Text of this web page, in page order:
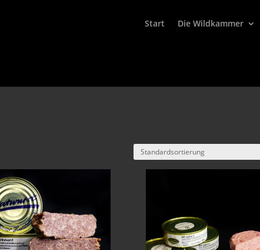
Start Die Wildkammer